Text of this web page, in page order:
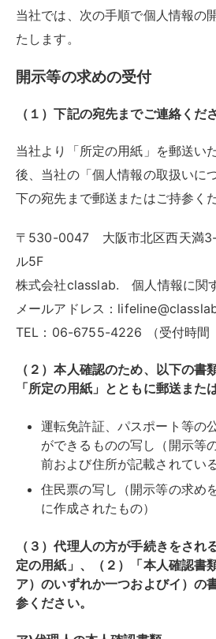
当社では、次の手順で個人情報の
たします。
開示等の求めの受付
（１）下記の宛先までご連絡くだ
当社より「所定の用紙」を郵送い
後、当社の「個人情報の取扱いに
下の宛先まで郵送またはご持参く
〒530-0047 大阪市北区西天満
ル5F
株式会社classlab. 個人情報に関
メールアドレス：
TEL：06-6755-4226 （受付時間
（２）本人確認のため、以下の書
「所定の用紙」とともに郵送また
運転免許証、パスポート等の
ができるものの写し（開示等
前および住所が記載されてい
住民票の写し（開示等の求め
に作成されたもの）
（３）代理人の方が手続きをされ
定の用紙」、（２）「本人確認書
ア）のいずれか一つおよびイ）の
参ください。